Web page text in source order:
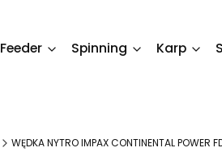
Feeder Spinning Karp
WĘDKA NYTRO IMPAX CONTINENTAL POWER